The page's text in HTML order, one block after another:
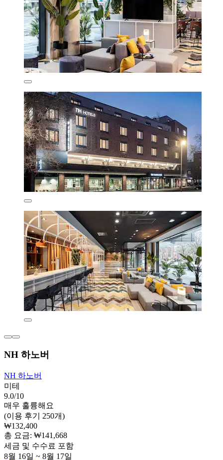
NH 하노버
NH 하노버
미테
9.0/10
매우 훌륭해요
(이용 후기 250개)
₩132,400
총 요금: ₩141,668
세금 및 수수료 포함
8월 16일 ~ 8월 17일